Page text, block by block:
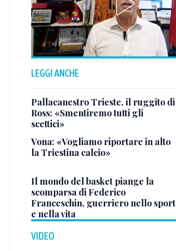
LEGGI ANCHE
Pallacanestro Trieste, il ruggito di
Ross: «Smentiremo tutti gli
scettici»
Vona: «Vogliamo riportare in alto
la Triestina calcio»
Il mondo del basket piange la
scomparsa di Federico
Franceschin, guerriero nello sport
e nella vita
VIDEO